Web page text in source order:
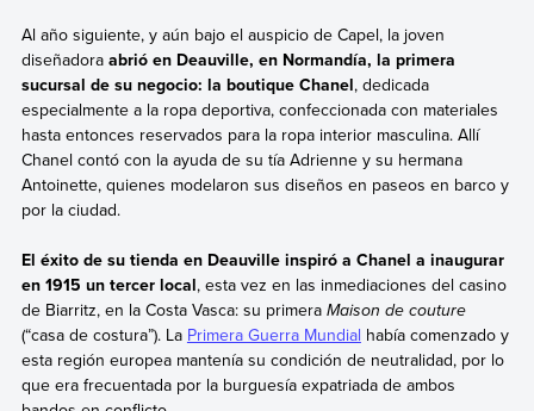
Al año siguiente, y aún bajo el auspicio de Capel, la joven
diseñadora abrió en Deauville, en Normandía, la primera
sucursal de su negocio: la boutique Chanel, dedicada
especialmente a la ropa deportiva, confeccionada con materiales
hasta entonces reservados para la ropa interior masculina. Allí
Chanel contó con la ayuda de su tía Adrienne y su hermana
Antoinette, quienes modelaron sus diseños en paseos en barco y
por la ciudad.
El éxito de su tienda en Deauville inspiró a Chanel a inaugurar
en 1915 un tercer local, esta vez en las inmediaciones del casino
de Biarritz, en la Costa Vasca: su primera Maison de couture
(“casa de costura”). La Primera Guerra Mundial había comenzado y
esta región europea mantenía su condición de neutralidad, por lo
que era frecuentada por la burguesía expatriada de ambos